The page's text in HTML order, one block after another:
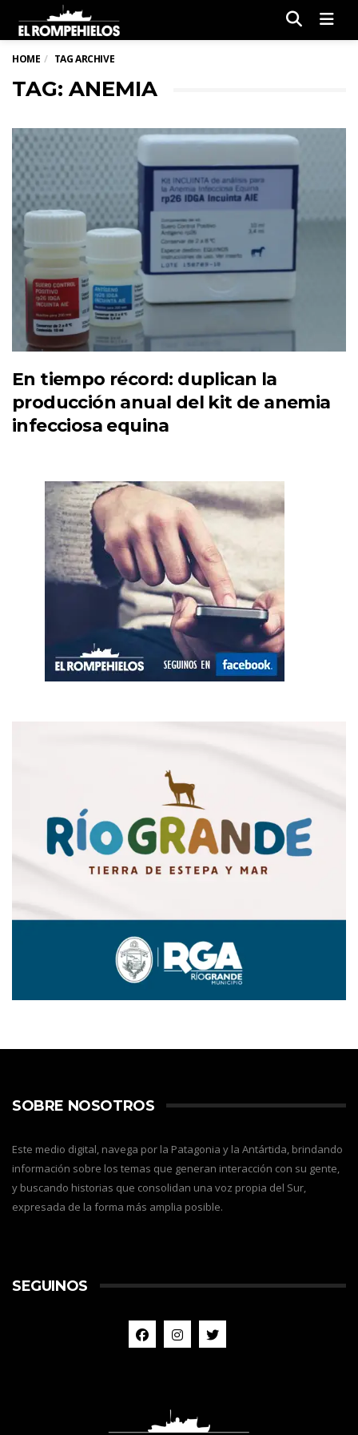
HOME TAG ARCHIVE
TAG: ANEMIA
En tiempo récord: duplican la
producción anual del kit de anemia
infecciosa equina
SOBRE NOSOTROS
Este medio digital, navega por la Patagonia y la Antártida, brindando
información sobre los temas que generan interacción con su gente,
y buscando historias que consolidan una voz propia del Sur,
expresada de la forma más amplia posible.
SEGUINOS